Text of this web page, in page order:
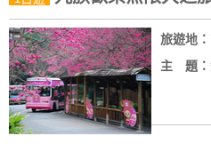
會
員
帳
戶
旅遊地：
主 題：